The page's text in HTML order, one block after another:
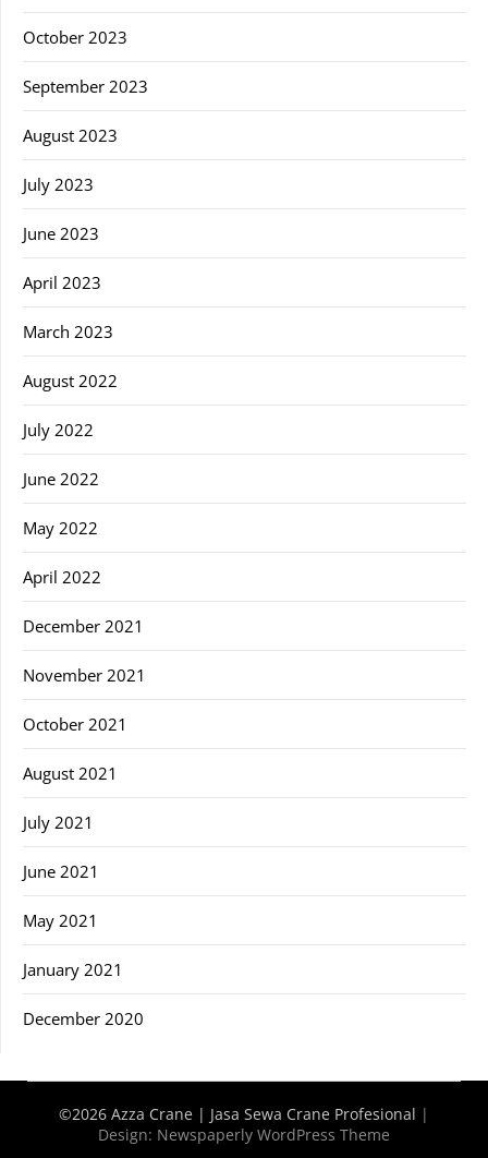
October 2023
September 2023
August 2023
July 2023
June 2023
April 2023
March 2023
August 2022
July 2022
June 2022
May 2022
April 2022
December 2021
November 2021
October 2021
August 2021
July 2021
June 2021
May 2021
January 2021
December 2020
©2026 Azza Crane | Jasa Sewa Crane Profesional |
Design: Newspaperly WordPress Theme